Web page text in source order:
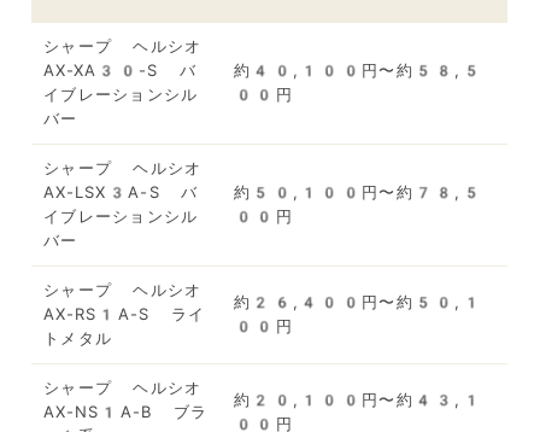
シャープ ヘルシオ
AX-XA30-S バ
イブレーションシル
バー
約40,100円〜約58,5
00円
シャープ ヘルシオ
AX-LSX3A-S バ
イブレーションシル
バー
約50,100円〜約78,5
00円
シャープ ヘルシオ
AX-RS1A-S ライ
トメタル
約26,400円〜約50,1
00円
シャープ ヘルシオ
AX-NS1A-B ブラ
約20,100円〜約43,1
00円